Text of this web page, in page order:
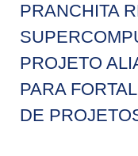
PRANCHITA
PROJETO
PARA
DE